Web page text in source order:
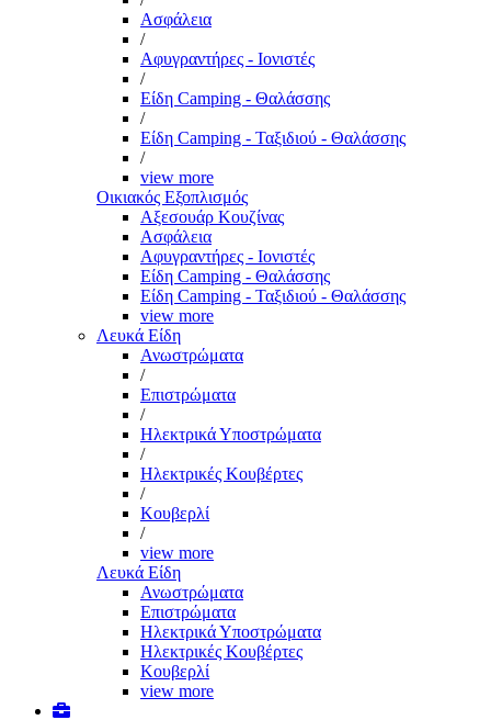
Ασφάλεια
/
Αφυγραντήρες - Ιονιστές
/
Είδη Camping - Θαλάσσης
/
Είδη Camping - Ταξιδιού - Θαλάσσης
/
view more
Οικιακός Εξοπλισμός
Αξεσουάρ Κουζίνας
Ασφάλεια
Αφυγραντήρες - Ιονιστές
Είδη Camping - Θαλάσσης
Είδη Camping - Ταξιδιού - Θαλάσσης
view more
Λευκά Είδη
Ανωστρώματα
/
Επιστρώματα
/
Ηλεκτρικά Υποστρώματα
/
Ηλεκτρικές Κουβέρτες
/
Κουβερλί
/
view more
Λευκά Είδη
Ανωστρώματα
Επιστρώματα
Ηλεκτρικά Υποστρώματα
Ηλεκτρικές Κουβέρτες
Κουβερλί
view more